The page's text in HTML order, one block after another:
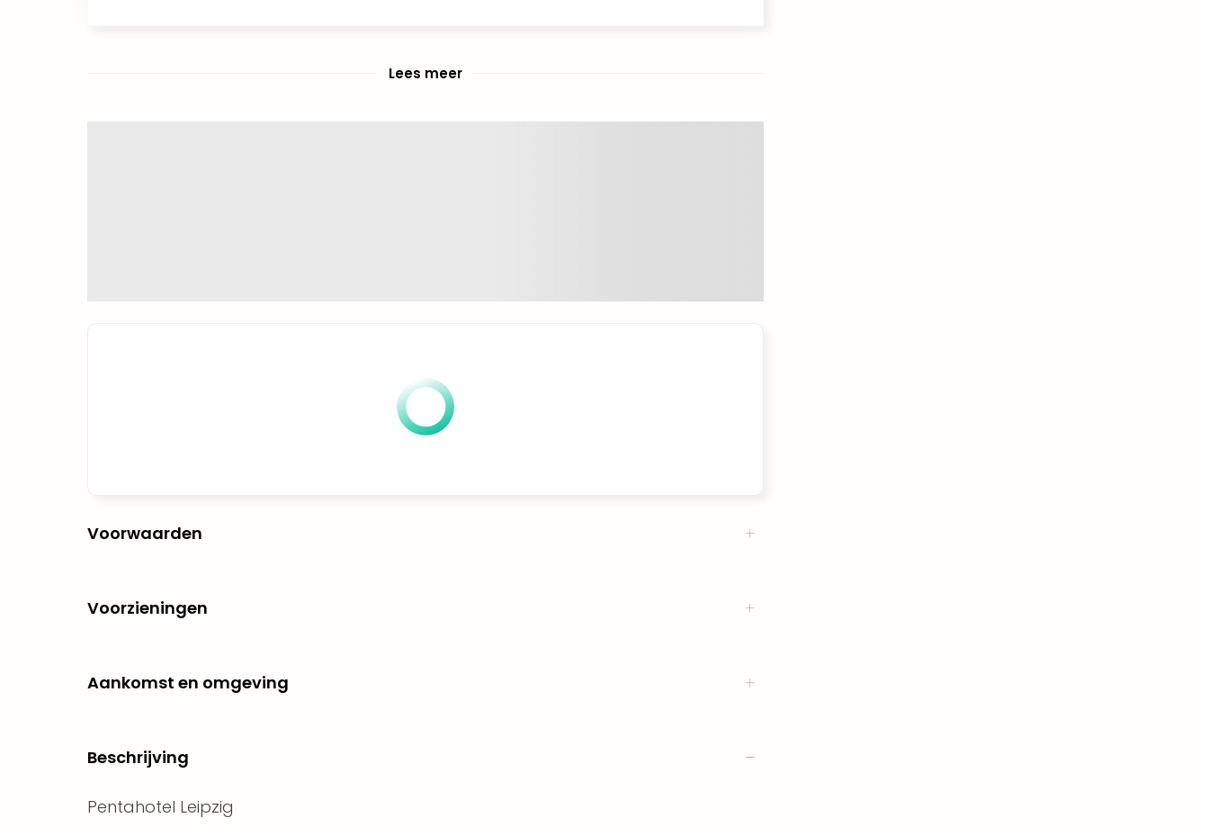
Lees meer
Voorwaarden
Voorzieningen
Aankomst en omgeving
Beschrijving
Pentahotel Leipzig